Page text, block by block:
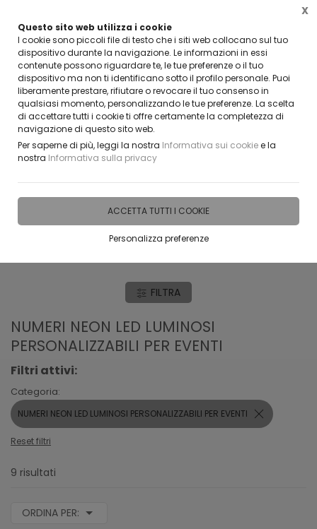
Questo sito web utilizza i cookie
I cookie sono piccoli file di testo che i siti web collocano sul tuo
dispositivo durante la navigazione. Le informazioni in essi
contenute possono riguardare te, le tue preferenze o il tuo
dispositivo ma non ti identificano sotto il profilo personale. Puoi
liberamente prestare, rifiutare o revocare il tuo consenso in
qualsiasi momento, personalizzando le tue preferenze. La scelta
di accettare tutti i cookie ti offre certamente la completezza di
navigazione di questo sito web.
Per saperne di più, leggi la nostra Informativa sui cookiee la
nostra Informativa sulla privacy
ACCETTA TUTTI I COOKIE
Personalizza preferenze
X
CLICCA E SCOPRI I COUPON ATTIVI
Home IDEE E REGALI PERSONALIZZABILI
nella lavorazione, nella dimensione, nel font e
nella funzionalità !
Buon acquisto !
FILTRA
NUMERI NEON LED LUMINOSI
PERSONALIZZABILI PER EVENTI
Filtri attivi:
Categoria:
NUMERI NEON LED LUMINOSI PERSONALIZZABILI PER EVENTI
Reset filtri
9 risultati
ORDINA PER: